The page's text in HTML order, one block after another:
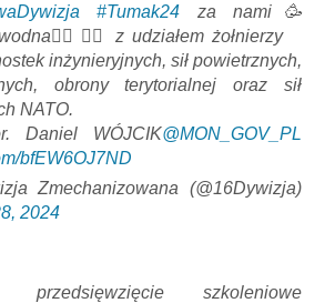
#Tumak24 za nami🥳
z udziałem żołnierzy
inżynieryjnych, sił powietrznych,
obrony terytorialnej oraz sił
NATO.
Daniel WÓJCIK@MON_GOV_PL
bfEW6OJ7ND
Zmechanizowana (@16Dywizja)
2024
przedsięwzięcie szkoleniowe